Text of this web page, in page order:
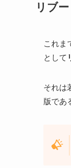
リブ
これま
として
それは
版であ